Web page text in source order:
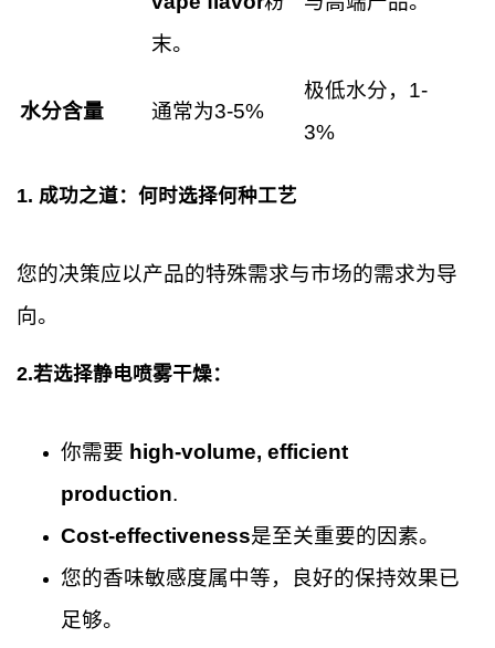
末。
水分含量 通常为3-5%
极低水分，1-
3%
1. 成功之道：何时选择何种工艺
您的决策应以产品的特殊需求与市场的需求为导
向。
2.若选择静电喷雾干燥：
你需要 high-volume, efficient
production.
Cost-effectiveness是至关重要的因素。
您的香味敏感度属中等，良好的保持效果已
足够。